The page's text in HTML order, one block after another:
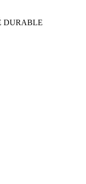
DURABLE